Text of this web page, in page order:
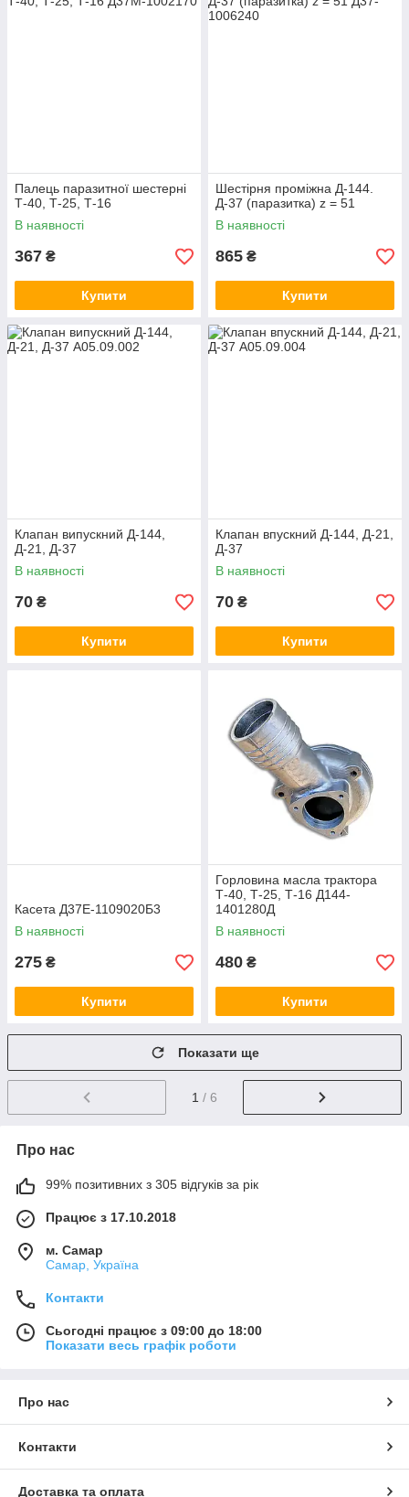
Палець паразитної шестерні
Т-40, Т-25, Т-16
В наявності
367 ₴
Купити
Шестірня проміжна Д-144.
Д-37 (паразитка) z = 51
В наявності
865 ₴
Купити
Клапан випускний Д-144,
Д-21, Д-37
В наявності
70 ₴
Купити
Клапан впускний Д-144, Д-21,
Д-37
В наявності
70 ₴
Купити
Касета Д37Е-1109020Б3
В наявності
275 ₴
Купити
Горловина масла трактора
Т-40, Т-25, Т-16 Д144-
1401280Д
В наявності
480 ₴
Купити
Показати ще
1 / 6
Про нас
99% позитивних з 305 відгуків за рік
Працює з 17.10.2018
м. Самар
Самар, Україна
Контакти
Сьогодні працює з 09:00 до 18:00
Показати весь графік роботи
Про нас
Контакти
Доставка та оплата